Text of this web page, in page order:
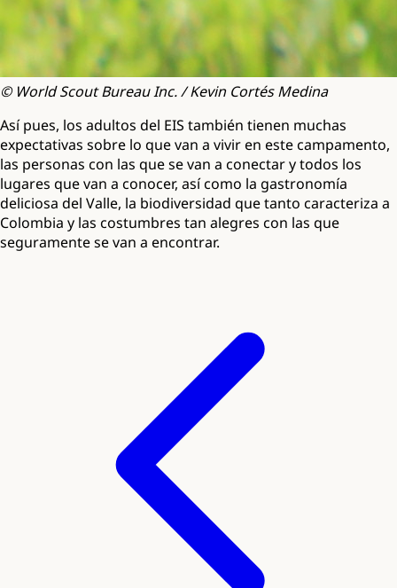
© World Scout Bureau Inc. / Kevin Cortés Medina
Así pues, los adultos del EIS también tienen muchas
expectativas sobre lo que van a vivir en este campamento,
las personas con las que se van a conectar y todos los
lugares que van a conocer, así como la gastronomía
deliciosa del Valle, la biodiversidad que tanto caracteriza a
Colombia y las costumbres tan alegres con las que
seguramente se van a encontrar.